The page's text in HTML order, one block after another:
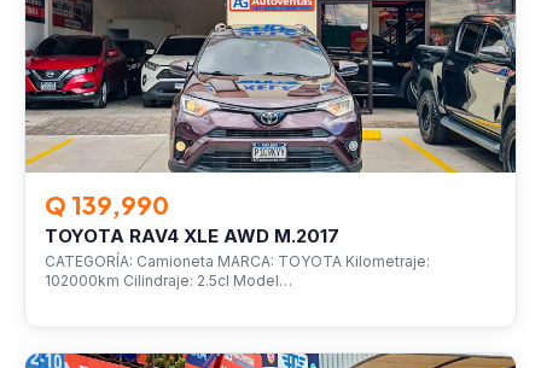
Q 139,990
TOYOTA RAV4 XLE AWD M.2017
CATEGORÍA: Camioneta MARCA: TOYOTA Kilometraje:
102000km Cilindraje: 2.5cl Model…